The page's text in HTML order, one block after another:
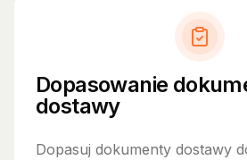
Dopasowanie
dostawy
Dopasuj dokumenty dostawy